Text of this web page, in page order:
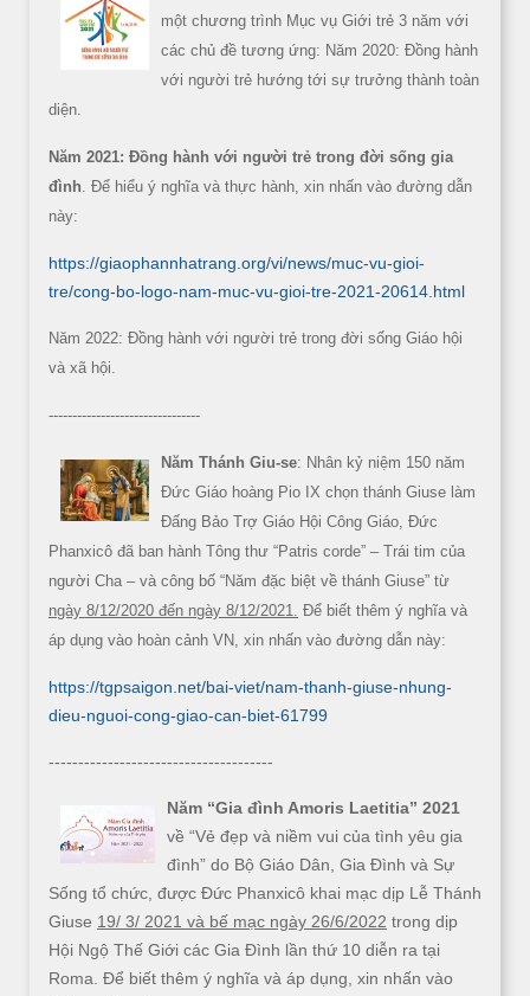
một chương trình Mục vụ Giới trẻ 3 năm với
các chủ đề tương ứng: Năm 2020: Đồng hành
với người trẻ hướng tới sự trưởng thành toàn
diện.
Năm 2021: Đồng hành với người trẻ trong đời sống gia
đình. Để hiểu ý nghĩa và thực hành, xin nhấn vào đường dẫn
này:
https://giaophannhatrang.org/vi/news/muc-vu-gioi-
tre/cong-bo-logo-nam-muc-vu-gioi-tre-2021-20614.html
Năm 2022: Đồng hành với người trẻ trong đời sống Giáo hội
và xã hội.
--------------------------------
Năm Thánh Giu-se: Nhân kỷ niệm 150 năm
Đức Giáo hoàng Pio IX chọn thánh Giuse làm
Đấng Bảo Trợ Giáo Hội Công Giáo, Đức
Phanxicô đã ban hành Tông thư “Patris corde” – Trái tim của
người Cha – và công bố “Năm đặc biệt về thánh Giuse” từ
ngày 8/12/2020 đến ngày 8/12/2021. Để biết thêm ý nghĩa và
áp dụng vào hoàn cảnh VN, xin nhấn vào đường dẫn này:
https://tgpsaigon.net/bai-viet/nam-thanh-giuse-nhung-
dieu-nguoi-cong-giao-can-biet-61799
--------------------------------------
Năm “Gia đình Amoris Laetitia” 2021
về “Vẻ đẹp và niềm vui của tình yêu gia
đình” do Bộ Giáo Dân, Gia Đình và Sự
Sống tổ chức, được Đức Phanxicô khai mạc dịp Lễ Thánh
Giuse 19/ 3/ 2021 và bế mạc ngày 26/6/2022 trong dịp
Hội Ngộ Thế Giới các Gia Đình lần thứ 10 diễn ra tại
Roma. Để biết thêm ý nghĩa và áp dụng, xin nhấn vào